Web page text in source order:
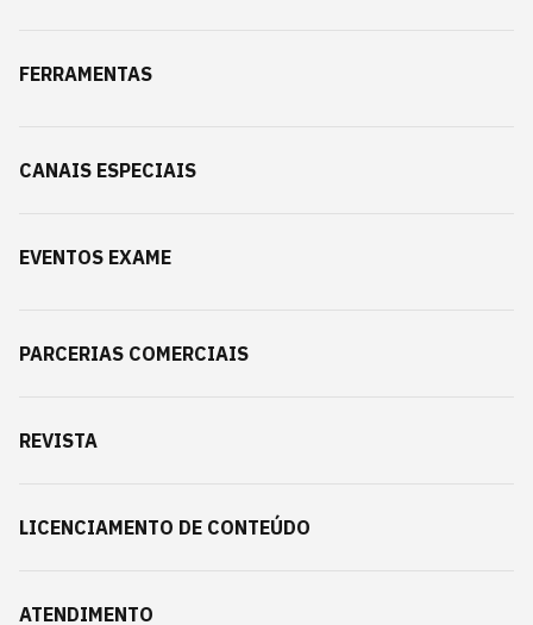
FERRAMENTAS
CANAIS ESPECIAIS
EVENTOS EXAME
PARCERIAS COMERCIAIS
REVISTA
LICENCIAMENTO DE CONTEÚDO
ATENDIMENTO